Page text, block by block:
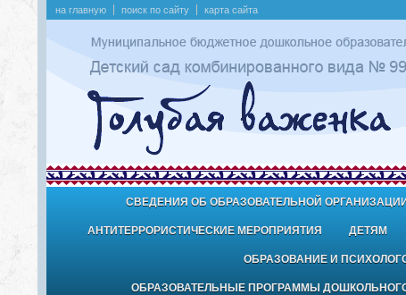
на главную поиск по сайту карта сайта
СВЕДЕНИЯ ОБ ОБРАЗОВАТЕЛЬНОЙ
АНТИТЕРРОРИСТИЧЕСКИЕ МЕРОПРИЯТИЯ ДЕТЯМ
ОБРАЗОВАНИЕ И
ОБРАЗОВАТЕЛЬНЫЕ ПРОГРАММЫ